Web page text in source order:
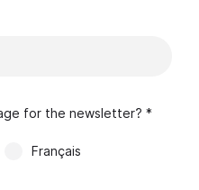
for the newsletter? *
Français